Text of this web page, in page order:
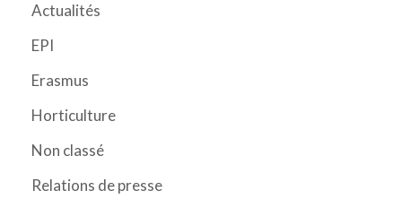
Actualités
EPI
Erasmus
Horticulture
Non classé
Relations de presse